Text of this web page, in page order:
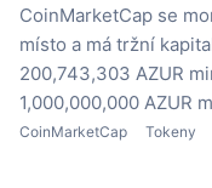
CoinMarketCap se
místo a má tržní
200,743,303 AZUR
1,000,000,000 AZUR
CoinMarketCap Tokeny